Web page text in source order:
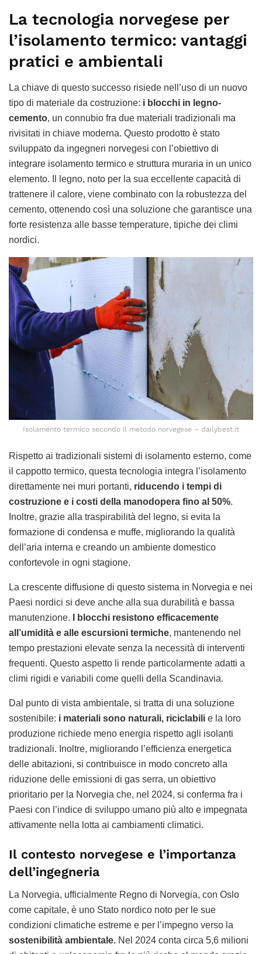
La tecnologia norvegese per
l’isolamento termico: vantaggi
pratici e ambientali
La chiave di questo successo risiede nell’uso di un nuovo
tipo di materiale da costruzione: i blocchi in legno-
cemento, un connubio fra due materiali tradizionali ma
rivisitati in chiave moderna. Questo prodotto è stato
sviluppato da ingegneri norvegesi con l’obiettivo di
integrare isolamento termico e struttura muraria in un unico
elemento. Il legno, noto per la sua eccellente capacità di
trattenere il calore, viene combinato con la robustezza del
cemento, ottenendo così una soluzione che garantisce una
forte resistenza alle basse temperature, tipiche dei climi
nordici.
Isolamento termico secondo il metodo norvegese – dailybest.it
Rispetto ai tradizionali sistemi di isolamento esterno, come
il cappotto termico, questa tecnologia integra l’isolamento
direttamente nei muri portanti, riducendo i tempi di
costruzione e i costi della manodopera fino al 50%.
Inoltre, grazie alla traspirabilità del legno, si evita la
formazione di condensa e muffe, migliorando la qualità
dell’aria interna e creando un ambiente domestico
confortevole in ogni stagione.
La crescente diffusione di questo sistema in Norvegia e nei
Paesi nordici si deve anche alla sua durabilità e bassa
manutenzione.
I blocchi resistono efficacemente
all’umidità e alle escursioni termiche, mantenendo nel
tempo prestazioni elevate senza la necessità di interventi
frequenti. Questo aspetto li rende particolarmente adatti a
climi rigidi e variabili come quelli della Scandinavia.
Dal punto di vista ambientale, si tratta di una soluzione
sostenibile: i materiali sono naturali, riciclabili e la loro
produzione richiede meno energia rispetto agli isolanti
tradizionali. Inoltre, migliorando l’efficienza energetica
delle abitazioni, si contribuisce in modo concreto alla
riduzione delle emissioni di gas serra, un obiettivo
prioritario per la Norvegia che, nel 2024, si conferma fra i
Paesi con l’indice di sviluppo umano più alto e impegnata
attivamente nella lotta ai cambiamenti climatici.
Il contesto norvegese e l’importanza
dell’ingegneria
La Norvegia, ufficialmente Regno di Norvegia, con Oslo
come capitale, è uno Stato nordico noto per le sue
condizioni climatiche estreme e per l’impegno verso la
sostenibilità ambientale. Nel 2024 conta circa 5,6 milioni